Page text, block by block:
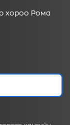
р хороо Рома